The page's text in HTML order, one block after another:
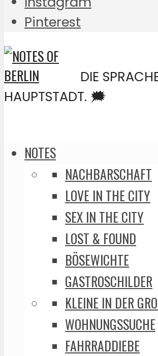
Pinterest
DIE
HAUPTSTADT. 🗯️
NOTES
NACHBARSCHAFT
LOVE IN THE CITY
SEX IN THE CITY
LOST & FOUND
BÖSEWICHTE
GASTROSCHILDER
KLEINE IN DER
WOHNUNGSSUCHE
FAHRRADDIEBE